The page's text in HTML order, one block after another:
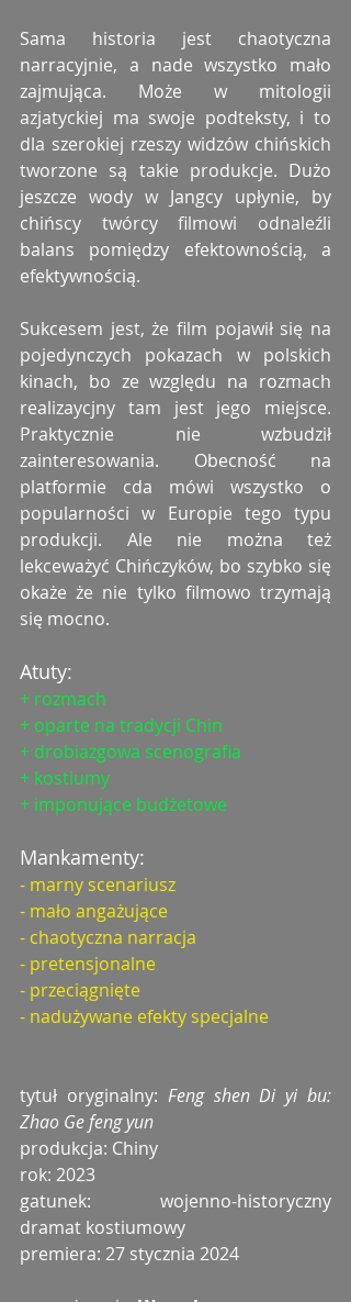
Sama historia jest chaotyczna
narracyjnie, a nade wszystko mało
zajmująca. Może w mitologii
azjatyckiej ma swoje podteksty, i to
dla szerokiej rzeszy widzów chińskich
tworzone są takie produkcje. Dużo
jeszcze wody w Jangcy upłynie, by
chińscy twórcy filmowi odnaleźli
balans pomiędzy efektownością, a
efektywnością.
Sukcesem jest, że film pojawił się na
pojedynczych pokazach w polskich
kinach, bo ze względu na rozmach
realizaycjny tam jest jego miejsce.
Praktycznie nie wzbudził
zainteresowania. Obecność na
platformie cda mówi wszystko o
popularności w Europie tego typu
produkcji. Ale nie można też
lekceważyć Chińczyków, bo szybko się
okaże że nie tylko filmowo trzymają
się mocno.
Atuty:
+ rozmach
+ oparte na tradycji Chin
+ drobiazgowa scenografia
+ kostiumy
+ imponujące budżetowe
Mankamenty:
- marny scenariusz
- mało angażujące
- chaotyczna narracja
- pretensjonalne
- przeciągnięte
- nadużywane efekty specjalne
tytuł oryginalny: Feng shen Di yi bu:
Zhao Ge feng yun
produkcja: Chiny
rok: 2023
gatunek: wojenno-historyczny
dramat kostiumowy
premiera: 27 stycznia 2024